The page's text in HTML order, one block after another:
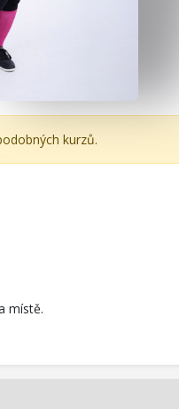
kurzů.
místě.